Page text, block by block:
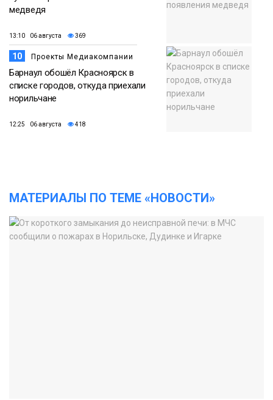
медведя
13:10 06 августа 369
10 Проекты Медиакомпании
Барнаул обошёл Красноярск в
списке городов, откуда приехали
норильчане
12:25 06 августа 418
МАТЕРИАЛЫ ПО ТЕМЕ «НОВОСТИ»